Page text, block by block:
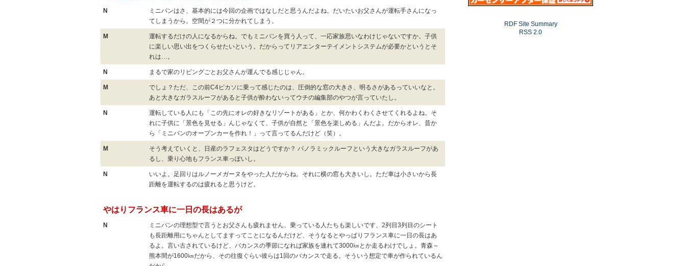
N
ミニバンはさ、基本的には今回の企画ではなしだと思うんだよね。だいたいお父さんが運転手さんになっ
てしまうから。空間が２つに分かれてしまう。
M
運転するだけの人になるからね。でもミニバンを買う人って、一応家族思いなわけじゃないですか。子供
に楽しい思い出をつくらせたいという。だからってリアエンターテイメントシステムが必要かというとそ
れは…。
N まるで家のリビングごとお父さんが運んでる感じじゃん。
M
でしょ？ただ、この前C4ピカソに乗って感じたのは、圧倒的な窓の大きさ、明るさがあるっていいなと。
あと大きなガラスルーフがあると子供が酔わないってウチの編集部のやつが言っていたし。
N
運転している人にも「この先にオレの好きなリゾートがある」とか、何かわくわくさせてくれるよね。そ
れに子供に「景色を見せる」んじゃなくて、子供が自然と「景色を楽しめる」んだよ。だからオレ、昔か
ら「ミニバンのオープンカーを作れ！」って言ってるんだけど（笑）。
M
そう考えていくと、日産のラフェスタはどうですか？ パノラミックルーフという大きなガラスルーフがあ
るし、乗り心地もフランス車っぽいし。
N
いいよ。足回りはルノーメガーヌをやった人だからね。それに横の窓も大きいし。ただ車は小さいから長
距離を運転するのは疲れると思うけど。
やはりフランス車に一日の長はあるが
N
ミニバンの理想型で言うとお父さんも疲れません、乗っている人たちも楽しいです、2列目3列目のシート
も長距離用にちゃんとしてますってことになるんだけど、そうなるとやっぱりフランス車に一日の長はあ
るよ。言い古されているけど、バカンスの季節になれば家族を連れて3000㎞とか走るわけでしょ。青森～
熊本間が1600㎞だから、その往復ぐらい彼らは1回のバカンスで走る。そういう想定で車が作られているん
RDF Site Summary
RSS 2.0